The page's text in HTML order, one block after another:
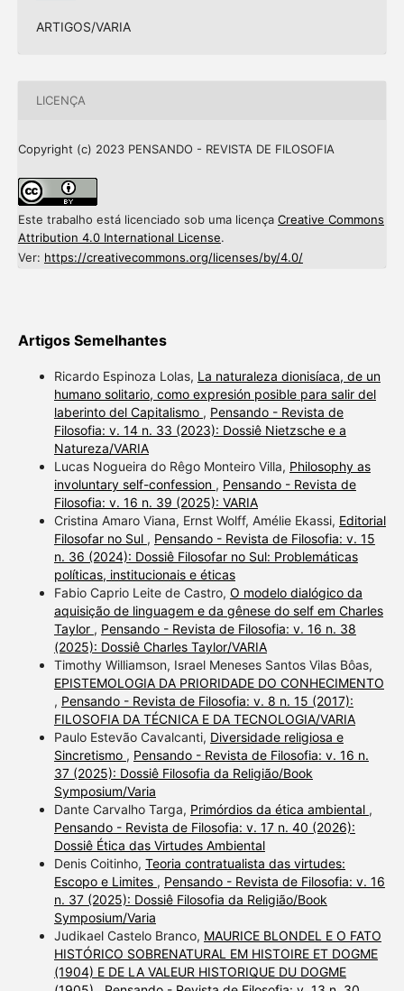
ARTIGOS/VARIA
LICENÇA
Copyright (c) 2023 PENSANDO - REVISTA DE FILOSOFIA
Este trabalho está licenciado sob uma licença Creative Commons
Attribution 4.0 International License.
Ver: https://creativecommons.org/licenses/by/4.0/
Artigos Semelhantes
Ricardo Espinoza Lolas, La naturaleza dionisíaca, de un
humano solitario, como expresión posible para salir del
laberinto del Capitalismo , Pensando - Revista de
Filosofia: v. 14 n. 33 (2023): Dossiê Nietzsche e a
Natureza/VARIA
Lucas Nogueira do Rêgo Monteiro Villa, Philosophy as
involuntary self-confession , Pensando - Revista de
Filosofia: v. 16 n. 39 (2025): VARIA
Cristina Amaro Viana, Ernst Wolff, Amélie Ekassi, Editorial
Filosofar no Sul , Pensando - Revista de Filosofia: v. 15
n. 36 (2024): Dossiê Filosofar no Sul: Problemáticas
políticas, institucionais e éticas
Fabio Caprio Leite de Castro, O modelo dialógico da
aquisição de linguagem e da gênese do self em Charles
Taylor , Pensando - Revista de Filosofia: v. 16 n. 38
(2025): Dossiê Charles Taylor/VARIA
Timothy Williamson, Israel Meneses Santos Vilas Bôas,
EPISTEMOLOGIA DA PRIORIDADE DO CONHECIMENTO
, Pensando - Revista de Filosofia: v. 8 n. 15 (2017):
FILOSOFIA DA TÉCNICA E DA TECNOLOGIA/VARIA
Paulo Estevão Cavalcanti, Diversidade religiosa e
Sincretismo , Pensando - Revista de Filosofia: v. 16 n.
37 (2025): Dossiê Filosofia da Religião/Book
Symposium/Varia
Dante Carvalho Targa, Primórdios da ética ambiental ,
Pensando - Revista de Filosofia: v. 17 n. 40 (2026):
Dossiê Ética das Virtudes Ambiental
Denis Coitinho, Teoria contratualista das virtudes:
Escopo e Limites , Pensando - Revista de Filosofia: v. 16
n. 37 (2025): Dossiê Filosofia da Religião/Book
Symposium/Varia
Judikael Castelo Branco, MAURICE BLONDEL E O FATO
HISTÓRICO SOBRENATURAL EM HISTOIRE ET DOGME
(1904) E DE LA VALEUR HISTORIQUE DU DOGME